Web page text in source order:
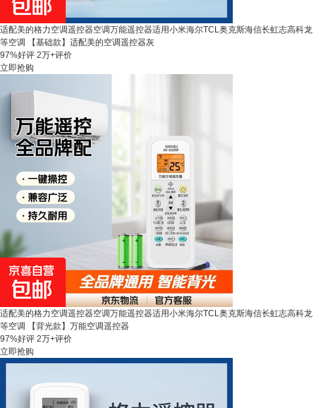
适配美的格力空调遥控器空调万能遥控器适用小米海尔TCL奥克斯海信长虹志高科龙
等空调 【基础款】适配美的空调遥控器灰
97%好评 2万+评价
立即抢购
适配美的格力空调遥控器空调万能遥控器适用小米海尔TCL奥克斯海信长虹志高科龙
等空调 【背光款】万能空调遥控器
97%好评 2万+评价
立即抢购